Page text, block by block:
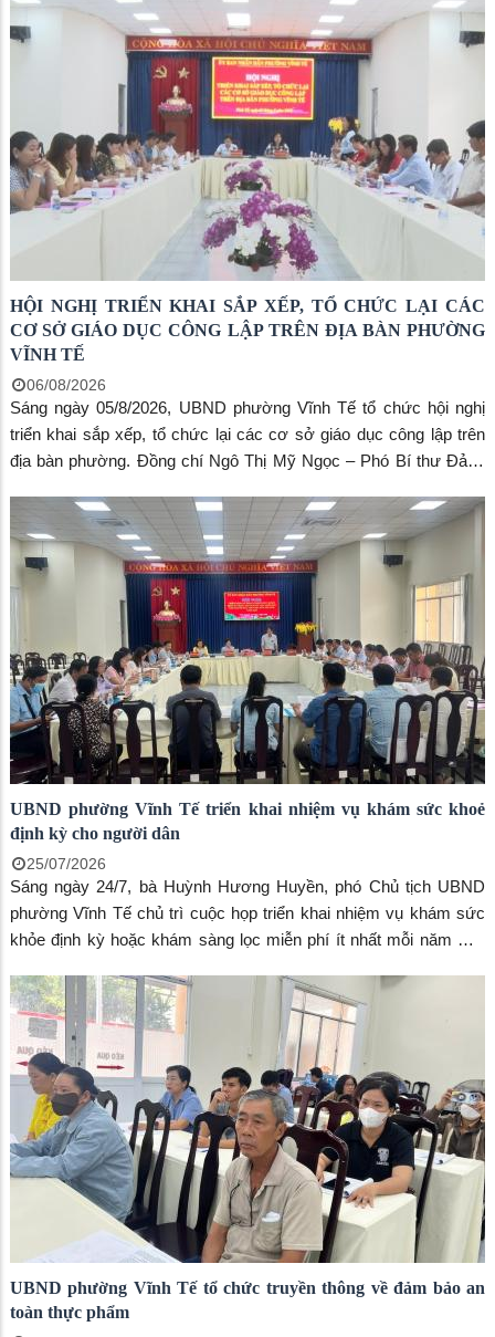
HỘI NGHỊ TRIỂN KHAI SẮP XẾP, TỔ CHỨC LẠI CÁC
CƠ SỞ GIÁO DỤC CÔNG LẬP TRÊN ĐỊA BÀN PHƯỜNG
VĨNH TẾ
06/08/2026
Sáng ngày 05/8/2026, UBND phường Vĩnh Tế tổ chức hội nghị
triển khai sắp xếp, tổ chức lại các cơ sở giáo dục công lập trên
địa bàn phường. Đồng chí Ngô Thị Mỹ Ngọc – Phó Bí thư Đảng
chí Huỳnh Hương Huyền – Phó Chủ tịch UBND phường. Tham
dự hội nghị có hiệu trưởng, phó hiệu trưởng và kế toán các
trường học trên địa bàn.
UBND phường Vĩnh Tế triển khai nhiệm vụ khám sức khoẻ
định kỳ cho người dân
25/07/2026
Sáng ngày 24/7, bà Huỳnh Hương Huyền, phó Chủ tịch UBND
phường Vĩnh Tế chủ trì cuộc họp triển khai nhiệm vụ khám sức
khỏe định kỳ hoặc khám sàng lọc miễn phí ít nhất mỗi năm một
Thu Trang, Chủ tịch UBMTTQ VN phường
UBND phường Vĩnh Tế tổ chức truyền thông về đảm bảo an
toàn thực phẩm